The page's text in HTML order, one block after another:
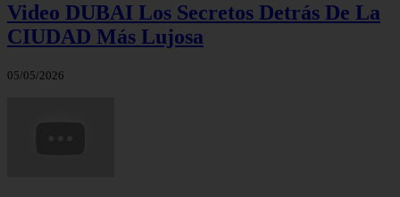
Video DUBAI Los Secretos Detrás De La
CIUDAD Más Lujosa
05/05/2026